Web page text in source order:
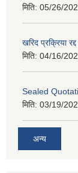
मिति: 05/26/
खरिद प्रक्रिया
मिति: 04/16/
Sealed
मिति: 03/19/
अन्य